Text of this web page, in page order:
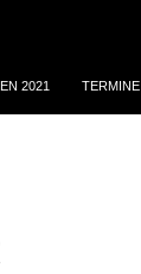
2021 TERMINE